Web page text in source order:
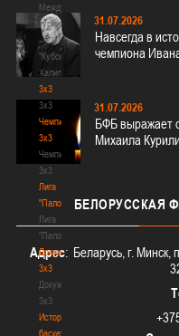
Международный
турнир
-
"Кубок
Халипского"
3x3
3x3
Чемпионат
3х3
Чемпионат
3х3
Лига
"Палова"
Лига
"Палова"
Документы
3х3
Документы
3х3
История
баскетбола
31.07.2026
Навсегда в
чемпиона
31.07.2026
БФБ выражает
Михаила
БЕЛОРУССКАЯ
Адрес: Беларусь, г. Минск,